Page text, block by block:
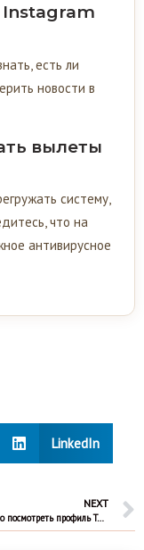
Instagram
есть ли
новости в
вылеты
систему,
что на
антивирусное
LinkedIn
NEXT
Как анонимно посмотреть профиль Тик Ток